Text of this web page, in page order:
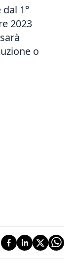
1°
2023
o